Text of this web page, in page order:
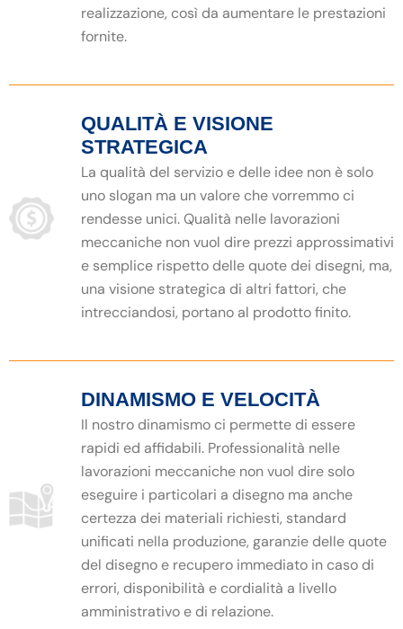
realizzazione, così da aumentare le prestazioni
fornite.
QUALITÀ E VISIONE
STRATEGICA
La qualità del servizio e delle idee non è solo
uno slogan ma un valore che vorremmo ci
rendesse unici. Qualità nelle lavorazioni
meccaniche non vuol dire prezzi approssimativi
e semplice rispetto delle quote dei disegni, ma,
una visione strategica di altri fattori, che
intrecciandosi, portano al prodotto finito.
DINAMISMO E VELOCITÀ
Il nostro dinamismo ci permette di essere
rapidi ed affidabili. Professionalità nelle
lavorazioni meccaniche non vuol dire solo
eseguire i particolari a disegno ma anche
certezza dei materiali richiesti, standard
unificati nella produzione, garanzie delle quote
del disegno e recupero immediato in caso di
errori, disponibilità e cordialità a livello
amministrativo e di relazione.